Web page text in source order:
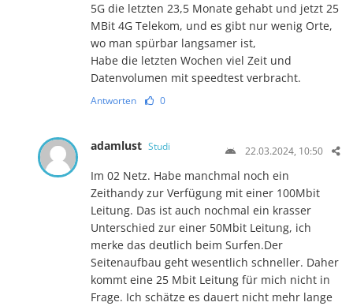
5G die letzten 23,5 Monate gehabt und jetzt 25
MBit 4G Telekom, und es gibt nur wenig Orte,
wo man spürbar langsamer ist,
Habe die letzten Wochen viel Zeit und
Datenvolumen mit speedtest verbracht.
Antworten 0
adamlust Studi 22.03.2024, 10:50
Im 02 Netz. Habe manchmal noch ein
Zeithandy zur Verfügung mit einer 100Mbit
Leitung. Das ist auch nochmal ein krasser
Unterschied zur einer 50Mbit Leitung, ich
merke das deutlich beim Surfen.Der
Seitenaufbau geht wesentlich schneller. Daher
kommt eine 25 Mbit Leitung für mich nicht in
Frage. Ich schätze es dauert nicht mehr lange